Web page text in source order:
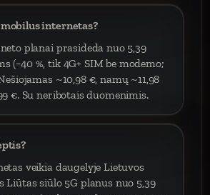
internetas?
planai prasideda nuo 5,39
(−40 %, tik 4G+ SIM be modemo;
~10,98 €, namų ~11,98
€. Su neribotais duomenimis.
veikia daugelyje Lietuvos
Liūtas siūlo 5G planus nuo 5,39